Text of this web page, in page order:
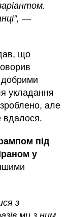
—
що
добрими
укладання
але
вдалося.
під
у
з